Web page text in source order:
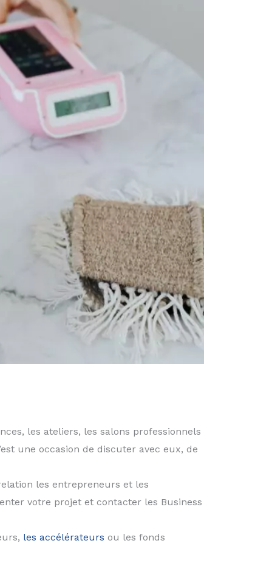
les ateliers, les salons professionnels
une occasion de discuter avec eux, de
les entrepreneurs et les
votre projet et contacter les Business
les accélérateurs ou les fonds